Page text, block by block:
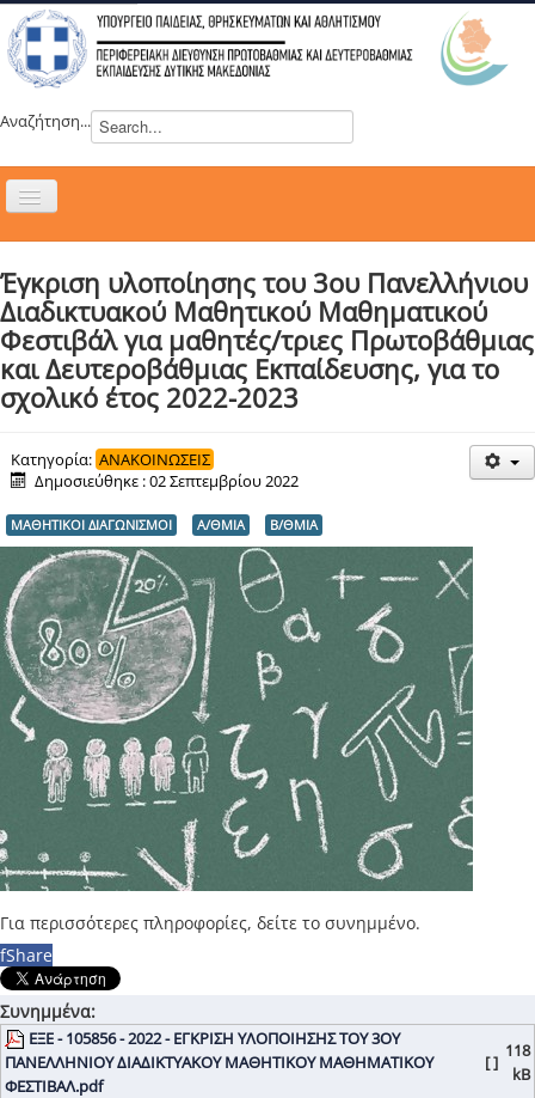
Αναζήτηση...
Εναλλαγή
ΝΕΑ
ΣΥΜΒΟΥΛΙΑ
ΕΥΡΩΠΑΪΚΑ ΠΡΟΓΡΑΜΜΑΤΑ
ΜΑΘΗΤΕΙΑ
ΔΡΑΣΕΙΣ
ΕΠΙΚΟΙΝΩΝΙΑ
ΕΞ ΑΠΟΣΤΑΣΕΩΣ ΕΚΠΑΙΔΕΥΣΗ
Έγκριση υλοποίησης του 3ου Πανελλήνιου
Διαδικτυακού Μαθητικού Μαθηματικού
Φεστιβάλ για μαθητές/τριες Πρωτοβάθμιας
και Δευτεροβάθμιας Εκπαίδευσης, για το
σχολικό έτος 2022-2023
Κατηγορία: ΑΝΑΚΟΙΝΩΣΕΙΣ
Δημοσιεύθηκε : 02 Σεπτεμβρίου 2022
ΜΑΘΗΤΙΚΟΙ ΔΙΑΓΩΝΙΣΜΟΙ Α/ΘΜΙΑ Β/ΘΜΙΑ
Για περισσότερες πληροφορίες, δείτε το συνημμένο.
fShare
Συνημμένα:
ΕΞΕ - 105856 - 2022 - ΕΓΚΡΙΣΗ ΥΛΟΠΟΙΗΣΗΣ ΤΟΥ 3ΟΥ
ΠΑΝΕΛΛΗΝΙΟΥ ΔΙΑΔΙΚΤΥΑΚΟΥ ΜΑΘΗΤΙΚΟΥ ΜΑΘΗΜΑΤΙΚΟΥ
ΦΕΣΤΙΒΑΛ.pdf
[ ]
118
kB